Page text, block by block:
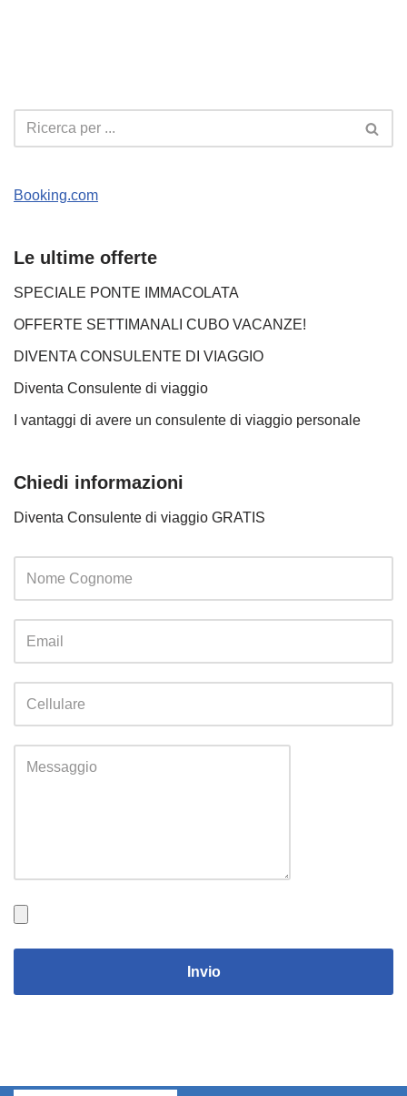
Booking.com
Le ultime offerte
SPECIALE PONTE IMMACOLATA
OFFERTE SETTIMANALI CUBO VACANZE!
DIVENTA CONSULENTE DI VIAGGIO
Diventa Consulente di viaggio
I vantaggi di avere un consulente di viaggio personale
Chiedi informazioni
Diventa Consulente di viaggio GRATIS
Invio